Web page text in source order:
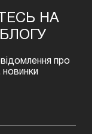
НА
про
новинки